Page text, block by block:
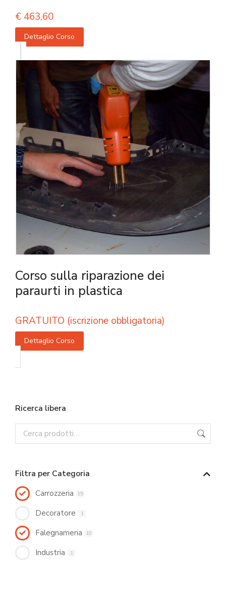
€ 463,60
Dettaglio Corso
Corso sulla riparazione dei
paraurti in plastica
GRATUITO (iscrizione obbligatoria)
Dettaglio Corso
Ricerca libera
Filtra per Categoria
Carrozzeria 15
Decoratore 1
Falegnameria 10
Industria 1